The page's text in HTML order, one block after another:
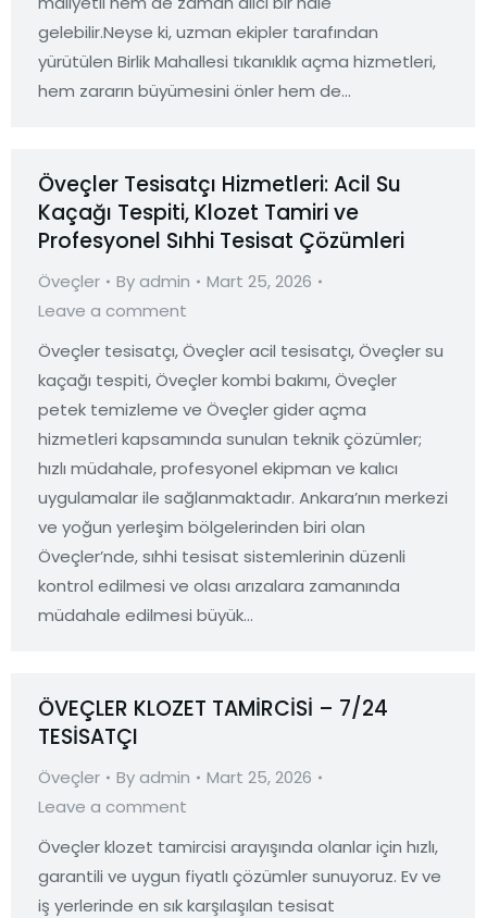
gelebilir.Neyse ki, uzman ekipler tarafından
yürütülen Birlik Mahallesi tıkanıklık açma hizmetleri,
hem zararın büyümesini önler hem de…
Öveçler Tesisatçı Hizmetleri: Acil Su
Kaçağı Tespiti, Klozet Tamiri ve
Profesyonel Sıhhi Tesisat Çözümleri
Öveçler By admin
Mart 25, 2026
Leave a comment
Öveçler tesisatçı, Öveçler acil tesisatçı, Öveçler su
kaçağı tespiti, Öveçler kombi bakımı, Öveçler
petek temizleme ve Öveçler gider açma
hizmetleri kapsamında sunulan teknik çözümler;
hızlı müdahale, profesyonel ekipman ve kalıcı
uygulamalar ile sağlanmaktadır. Ankara’nın merkezi
ve yoğun yerleşim bölgelerinden biri olan
Öveçler’nde, sıhhi tesisat sistemlerinin düzenli
kontrol edilmesi ve olası arızalara zamanında
müdahale edilmesi büyük…
ÖVEÇLER KLOZET TAMİRCİSİ – 7/24
TESİSATÇI
Öveçler By admin
Mart 25, 2026
Leave a comment
Öveçler klozet tamircisi arayışında olanlar için hızlı,
garantili ve uygun fiyatlı çözümler sunuyoruz. Ev ve
iş yerlerinde en sık karşılaşılan tesisat